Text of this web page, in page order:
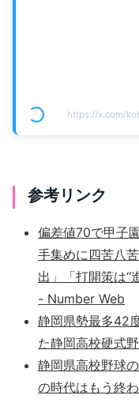
https://x.com/
参考リンク
偏差値70で甲子
手集めに四苦八
出」「打開策は“
- Number Web
静岡県勢最多42
た静岡高校硬式
静岡県高校野球
の時代はもう終